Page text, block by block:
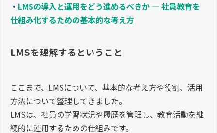
・ LMSの導入と運用をどう進めるべきか ― 社員教育を
仕組み化するための基本的な考え方
LMSを理解するということ
ここまで、LMSについて、基本的な考え方や役割、活用
方法について整理してきました。
LMSは、社員の学習状況や履歴を管理し、教育活動を継
続的に運用するための仕組みです。